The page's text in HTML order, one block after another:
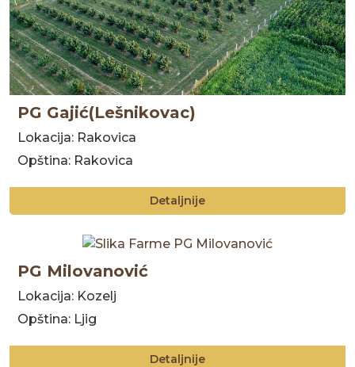
PG Gajić(Lešnikovac)
Lokacija: Rakovica
Opština: Rakovica
Detaljnije
PG Milovanović
Lokacija: Kozelj
Opština: Ljig
Detaljnije